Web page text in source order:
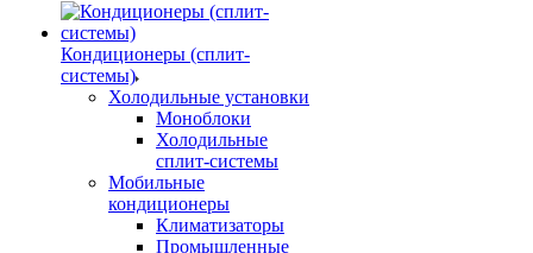
Кондиционеры (сплит-
системы)
Холодильные установки
Моноблоки
Холодильные
сплит-системы
Мобильные
кондиционеры
Климатизаторы
Промышленные